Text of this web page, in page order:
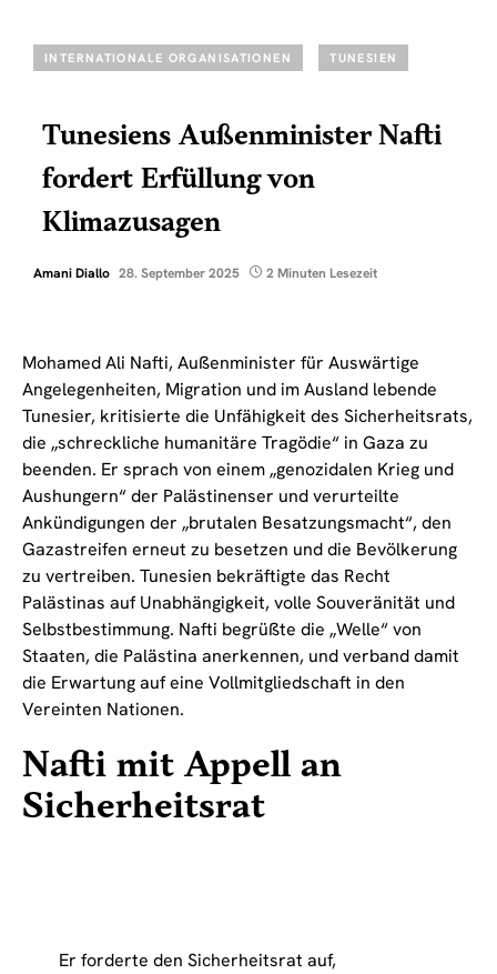
INTERNATIONALE ORGANISATIONEN TUNESIEN
Tunesiens Außenminister Nafti
fordert Erfüllung von
Klimazusagen
Amani Diallo 28. September 2025 2 Minuten Lesezeit
Mohamed Ali Nafti, Außenminister für Auswärtige
Angelegenheiten, Migration und im Ausland lebende
Tunesier, kritisierte die Unfähigkeit des Sicherheitsrats,
die „schreckliche humanitäre Tragödie“ in Gaza zu
beenden. Er sprach von einem „genozidalen Krieg und
Aushungern“ der Palästinenser und verurteilte
Ankündigungen der „brutalen Besatzungsmacht“, den
Gazastreifen erneut zu besetzen und die Bevölkerung
zu vertreiben. Tunesien bekräftigte das Recht
Palästinas auf Unabhängigkeit, volle Souveränität und
Selbstbestimmung. Nafti begrüßte die „Welle“ von
Staaten, die Palästina anerkennen, und verband damit
die Erwartung auf eine Vollmitgliedschaft in den
Vereinten Nationen.
Nafti mit Appell an
Sicherheitsrat
Er forderte den Sicherheitsrat auf,